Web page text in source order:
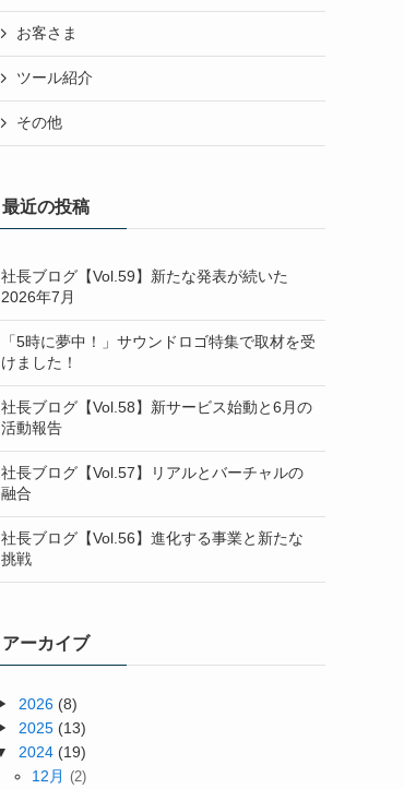
お客さま
ツール紹介
その他
最近の投稿
社長ブログ【Vol.59】新たな発表が続いた
2026年7月
「5時に夢中！」サウンドロゴ特集で取材を受
けました！
社長ブログ【Vol.58】新サービス始動と6月の
活動報告
社長ブログ【Vol.57】リアルとバーチャルの
融合
社長ブログ【Vol.56】進化する事業と新たな
挑戦
アーカイブ
2026 (8)
2025 (13)
2024 (19)
12月 (2)